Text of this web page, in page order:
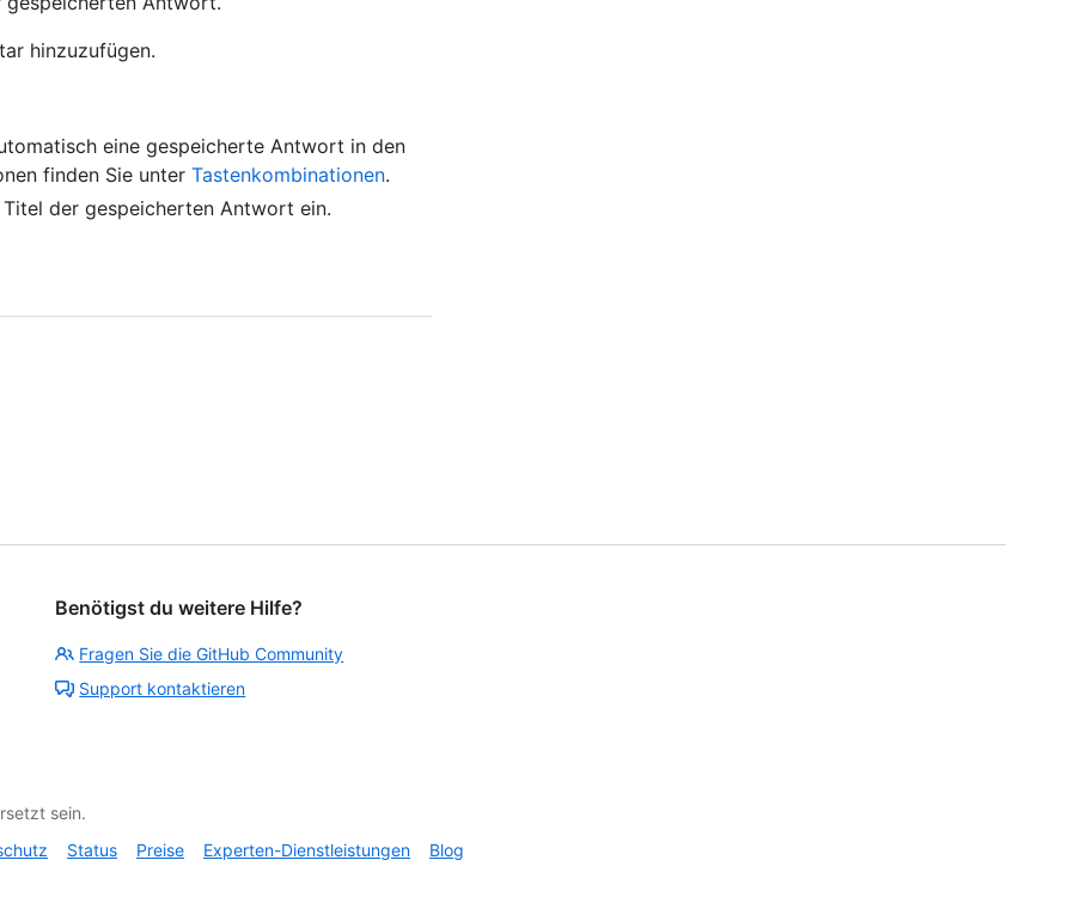
hinzuzufügen.
eine gespeicherte Antwort in den
finden Sie unter Tastenkombinationen.
der gespeicherten Antwort ein.
Benötigst du weitere Hilfe?
Fragen Sie die GitHub Community
Support kontaktieren
sein.
Status Preise Experten-Dienstleistungen Blog